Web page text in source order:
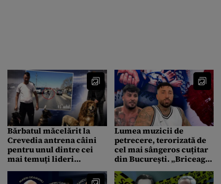
Bărbatul măcelărit la
Crevedia antrena câini
pentru unul dintre cei
mai temuți lideri
balta lui Petre Geamănu
Lumea muzicii de
petrecere, terorizată de
cel mai sângeros cuțitar
din București. „Briceagul